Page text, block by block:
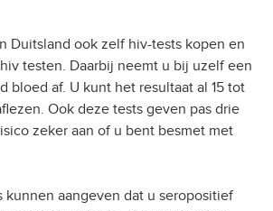
Duitsland ook zelf hiv-tests kopen en
testen. Daarbij neemt u bij uzelf een
bloed af. U kunt het resultaat al 15 tot
Ook deze tests geven pas drie
zeker aan of u bent besmet met
kunnen aangeven dat u seropositief